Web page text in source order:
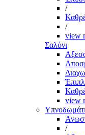
/
/
view
Σαλόνι
view
/